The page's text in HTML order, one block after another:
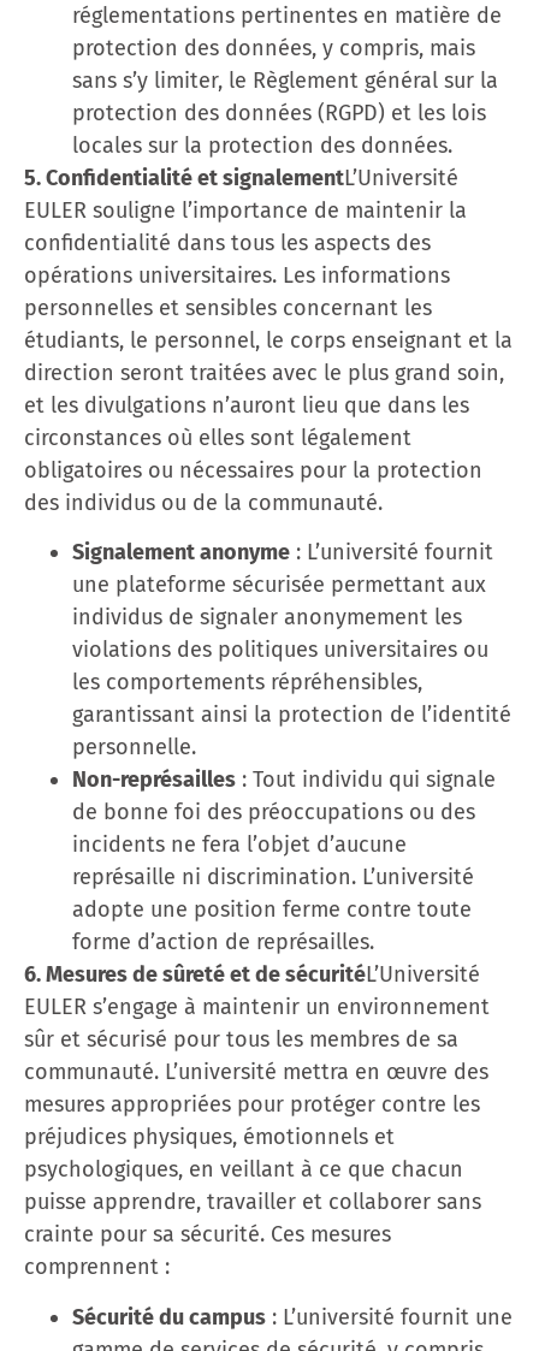
réglementations pertinentes en matière de
protection des données, y compris, mais
sans s’y limiter, le Règlement général sur la
protection des données (RGPD) et les lois
locales sur la protection des données.
5. Confidentialité et signalementL’Université
EULER souligne l’importance de maintenir la
confidentialité dans tous les aspects des
opérations universitaires. Les informations
personnelles et sensibles concernant les
étudiants, le personnel, le corps enseignant et la
direction seront traitées avec le plus grand soin,
et les divulgations n’auront lieu que dans les
circonstances où elles sont légalement
obligatoires ou nécessaires pour la protection
des individus ou de la communauté.
Signalement anonyme : L’université fournit
une plateforme sécurisée permettant aux
individus de signaler anonymement les
violations des politiques universitaires ou
les comportements répréhensibles,
garantissant ainsi la protection de l’identité
personnelle.
Non-représailles : Tout individu qui signale
de bonne foi des préoccupations ou des
incidents ne fera l’objet d’aucune
représaille ni discrimination. L’université
adopte une position ferme contre toute
forme d’action de représailles.
6. Mesures de sûreté et de sécuritéL’Université
EULER s’engage à maintenir un environnement
sûr et sécurisé pour tous les membres de sa
communauté. L’université mettra en œuvre des
mesures appropriées pour protéger contre les
préjudices physiques, émotionnels et
psychologiques, en veillant à ce que chacun
puisse apprendre, travailler et collaborer sans
crainte pour sa sécurité. Ces mesures
comprennent :
Sécurité du campus : L’université fournit une